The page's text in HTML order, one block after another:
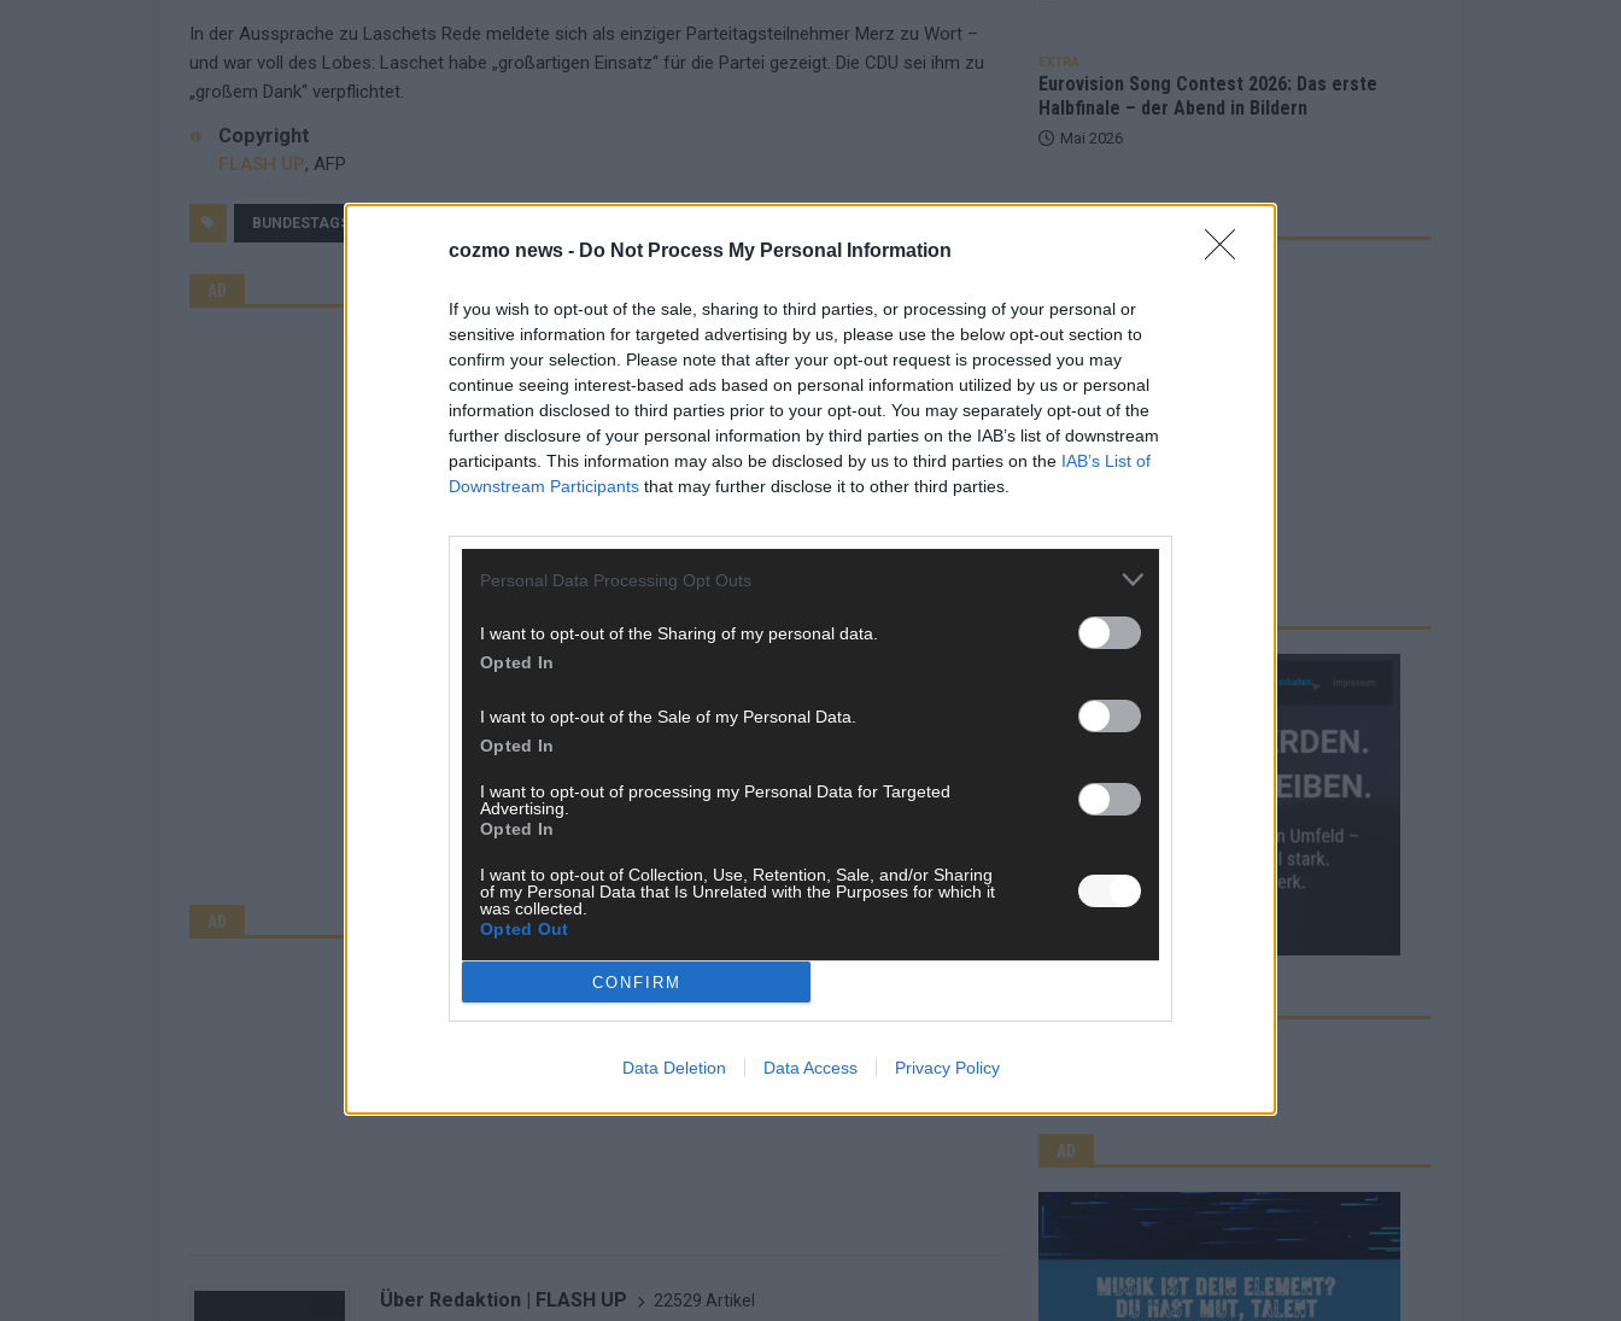
cozmo news - Do Not Process My Personal Information
If you wish to opt-out of the sale, sharing to third parties, or processing of your personal or
sensitive information for targeted advertising by us, please use the below opt-out section to
confirm your selection. Please note that after your opt-out request is processed you may
continue seeing interest-based ads based on personal information utilized by us or personal
information disclosed to third parties prior to your opt-out. You may separately opt-out of the
further disclosure of your personal information by third parties on the IAB’s list of downstream
participants. This information may also be disclosed by us to third parties on the IAB’s List of
Downstream Participants that may further disclose it to other third parties.
Personal Data Processing Opt Outs
I want to opt-out of the Sharing of my personal data.
Opted In
I want to opt-out of the Sale of my Personal Data.
Opted In
I want to opt-out of processing my Personal Data for Targeted
Advertising.
Opted In
I want to opt-out of Collection, Use, Retention, Sale, and/or Sharing
of my Personal Data that Is Unrelated with the Purposes for which it
was collected.
Opted Out
CONFIRM
Data Deletion Data Access Privacy Policy
In der Aussprache zu Laschets Rede meldete sich als einziger Parteitagsteilnehmer Merz zu Wort –
und war voll des Lobes: Laschet habe „großartigen Einsatz“ für die Partei gezeigt. Die CDU sei ihm zu
„großem Dank“ verpflichtet.
Copyright
FLASH UP, AFP
BUNDESTAGSWAHL
AD
AD
Über Redaktion | FLASH UP 22529 Artikel
EXTRA
Eurovision Song Contest 2026: Das erste
Halbfinale – der Abend in Bildern
Mai 2026
WERBE BEI UNS!
AD